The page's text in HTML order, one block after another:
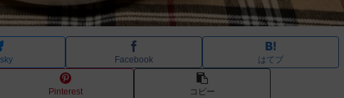
Facebook はてブ
Pinterest コピー